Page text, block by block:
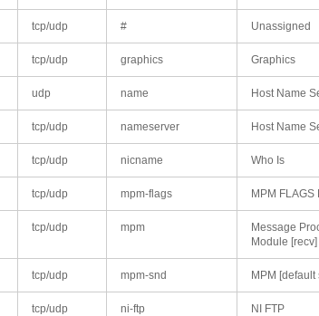
tcp/udp # Unassigned
tcp/udp graphics Graphics
udp name Host Name
tcp/udp nameserver Host Name
tcp/udp nicname Who Is
tcp/udp mpm-flags MPM FLAGS
tcp/udp mpm
Message
Module [recv]
tcp/udp mpm-snd MPM [default
tcp/udp ni-ftp NI FTP